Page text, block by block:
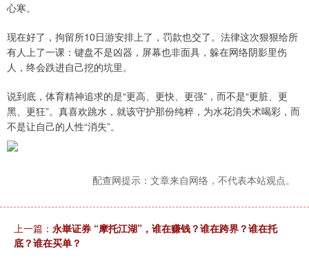
心寒。
现在好了，拘留所10日游安排上了，罚款也交了。法律这次狠狠给所
有人上了一课：键盘不是凶器，屏幕也非面具，躲在网络阴影里伤
人，终会跌进自己挖的坑里。
说到底，体育精神追求的是“更高、更快、更强”，而不是“更脏、更
黑、更狂”。真喜欢跳水，就该守护那份纯粹，为水花消失术喝彩，而
不是让自己的人性“消失”。
配查网提示：文章来自网络，不代表本站观点。
上一篇： 永崋证券 “摩托江湖”，谁在赚钱？谁在跨界？谁在托
底？谁在买单？